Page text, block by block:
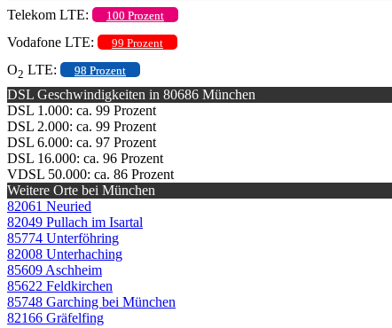
Telekom LTE:
100 Prozent
Vodafone LTE: 99 Prozent
O2 LTE: 98 Prozent
DSL Geschwindigkeiten in 80686 München
DSL 1.000: ca. 99 Prozent
DSL 2.000: ca. 99 Prozent
DSL 6.000: ca. 97 Prozent
DSL 16.000: ca. 96 Prozent
VDSL 50.000: ca. 86 Prozent
Weitere Orte bei München
82061 Neuried
82049 Pullach im Isartal
85774 Unterföhring
82008 Unterhaching
85609 Aschheim
85622 Feldkirchen
85748 Garching bei München
82166 Gräfelfing